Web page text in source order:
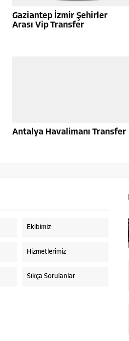
Gaziantep İzmir Şehirler
Arası Vip Transfer
Antalya Havalimanı Transfer
Ekibimiz
Hizmetlerimiz
Sıkça Sorulanlar